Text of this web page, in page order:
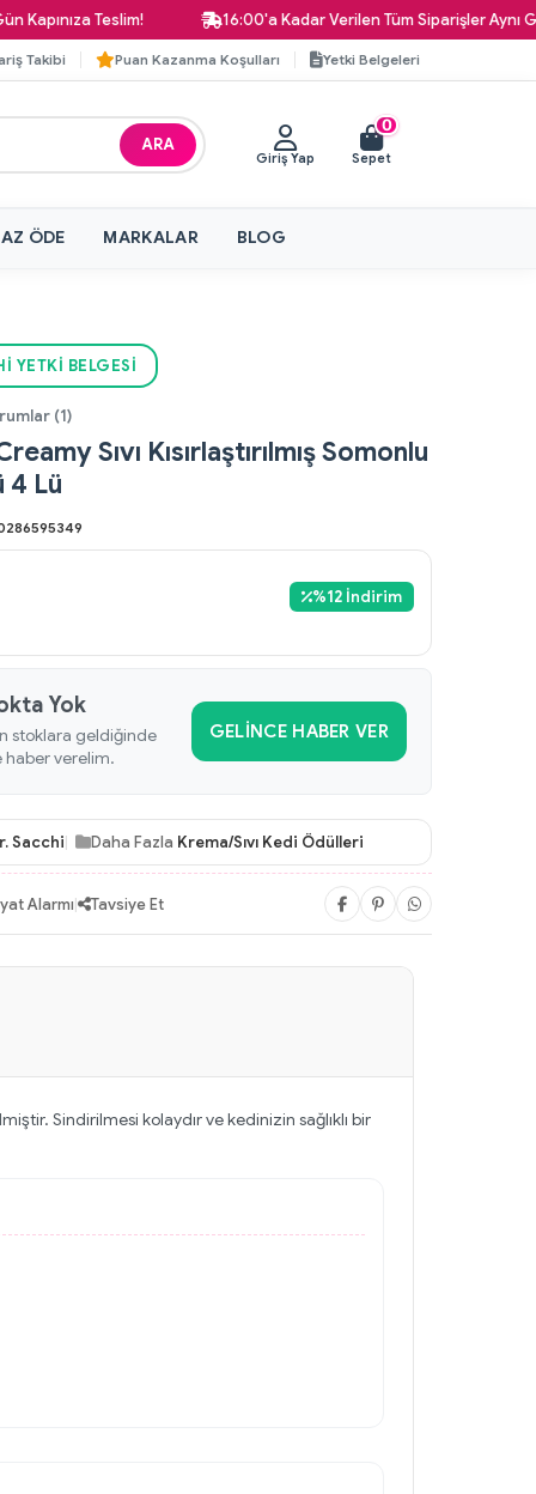
Teslim! 16:00'a Kadar Verilen Tüm Siparişler Aynı Gün
Takibi Puan Kazanma Koşulları Yetki Belgeleri
ARA
Giriş Yap
0
Sepet
ÖDE MARKALAR BLOG
YETKI BELGESI
(1)
Sıvı Kısırlaştırılmış Somonlu
4 Lü
%12 İndirim
Yok
stoklara geldiğinde
haber verelim.
GELINCE HABER VER
Sacchi Daha Fazla Krema/Sıvı Kedi Ödülleri
Alarmı| Tavsiye Et
Sindirilmesi kolaydır ve kedinizin sağlıklı bir